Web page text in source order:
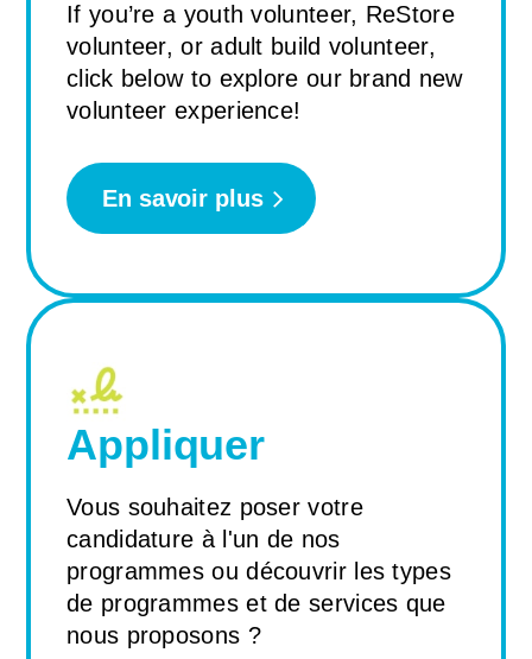
If you’re a youth volunteer, ReStore
volunteer, or adult build volunteer,
click below to explore our brand new
volunteer experience!
En savoir plus
Appliquer
Vous souhaitez poser votre
candidature à l'un de nos
programmes ou découvrir les types
de programmes et de services que
nous proposons ?